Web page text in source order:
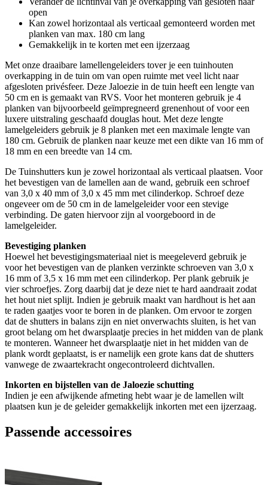
open
Kan zowel horizontaal als verticaal gemonteerd worden met
planken van max. 180 cm lang
Gemakkelijk in te korten met een ijzerzaag
Met onze draaibare lamellengeleiders tover je een tuinhouten
overkapping in de tuin om van open ruimte met veel licht naar
afgesloten privésfeer. Deze Jaloezie in de tuin heeft een lengte van
50 cm en is gemaakt van RVS. Voor het monteren gebruik je 4
planken van bijvoorbeeld geïmpregneerd grenenhout of voor een
luxere uitstraling geschaafd douglas hout. Met deze lengte
lamelgeleiders gebruik je 8 planken met een maximale lengte van
180 cm. Gebruik de planken naar keuze met een dikte van 16 mm of
18 mm en een breedte van 14 cm.
De Tuinshutters kun je zowel horizontaal als verticaal plaatsen. Voor
het bevestigen van de lamellen aan de wand, gebruik een schroef
van 3,0 x 40 mm of 3,0 x 45 mm met cilinderkop. Schroef deze
ongeveer om de 50 cm in de lamelgeleider voor een stevige
verbinding. De gaten hiervoor zijn al voorgeboord in de
lamelgeleider.
Bevestiging planken
Hoewel het bevestigingsmateriaal niet is meegeleverd gebruik je
voor het bevestigen van de planken verzinkte schroeven van 3,0 x
16 mm of 3,5 x 16 mm met een cilinderkop. Per plank gebruik je
vier schroefjes. Zorg daarbij dat je deze niet te hard aandraait zodat
het hout niet splijt. Indien je gebruik maakt van hardhout is het aan
te raden gaatjes voor te boren in de planken. Om ervoor te zorgen
dat de shutters in balans zijn en niet onverwachts sluiten, is het van
groot belang om het dwarsplaatje precies in het midden van de plank
te monteren. Wanneer het dwarsplaatje niet in het midden van de
plank wordt geplaatst, is er namelijk een grote kans dat de shutters
vanwege de zwaartekracht ongecontroleerd dichtvallen.
Inkorten en bijstellen van de Jaloezie schutting
Indien je een afwijkende afmeting hebt waar je de lamellen wilt
plaatsen kun je de geleider gemakkelijk inkorten met een ijzerzaag.
Passende accessoires